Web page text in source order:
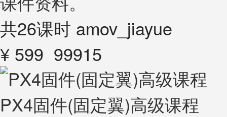
共26课时 amov_jiayue
¥ 599 99915
PX4固件(固定翼)高级课程